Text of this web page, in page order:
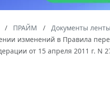
ПРАЙМ Документы
изменений в Правила
от 15 апреля 2011 г. N